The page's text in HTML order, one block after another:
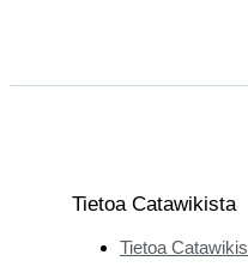
Tietoa Catawikista
Tietoa